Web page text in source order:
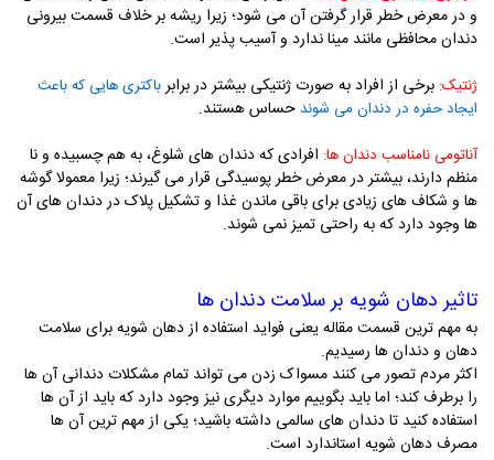
و در معرض خطر قرار گرفتن آن می شود؛ زیرا ریشه بر خلاف قسمت بیرونی
دندان محافظی مانند مینا ندارد و آسیب پذیر است.
ژنتیک: برخی از افراد به صورت ژنتیکی بیشتر در برابرباکتری هایی که باعث
ایجاد حفره در دندان می شوند حساس هستند.
آناتومی نامناسب دندان ها: افرادی که دندان ‌های شلوغ، به هم چسبیده و نا
منظم دارند، بیشتر در معرض خطر پوسیدگی قرار می گیرند؛ زیرا معمولا گوشه
‌ها و شکاف ‌های زیادی برای باقی ماندن غذا و تشکیل پلاک در دندان های آن
ها وجود دارد که به راحتی تمیز نمی شوند.
تاثیر دهان شویه بر سلامت دندان ها
به مهم ترین قسمت مقاله یعنی فواید استفاده از دهان شویه برای سلامت
دهان و دندان ها رسیدیم.
اکثر مردم تصور می کنند مسواک زدن می تواند تمام مشکلات دندانی آن ها
را برطرف کند؛ اما باید بگوییم موارد دیگری نیز وجود دارد که باید از آن ها
استفاده کنید تا دندان های سالمی داشته باشید؛ یکی از مهم ترین آن ها
مصرف دهان شویه استاندارد است.